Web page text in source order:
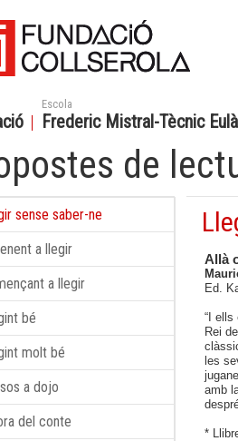
Escola
Frederic Mistral-Tècnic
de
sense saber-ne
a llegir
a llegir
bé
molt bé
a dojo
del conte
Allà
Ed.
“I
Rei
les
amb
*